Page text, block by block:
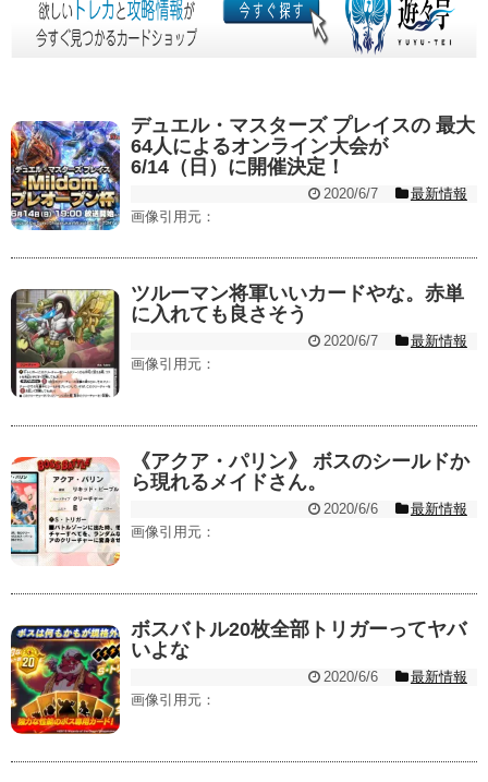
デュエル・マスターズ プレイスの 最大
64人によるオンライン大会が
6/14（日）に開催決定！
2020/6/7
最新情報
画像引用元：
ツルーマン将軍いいカードやな。赤単
に入れても良さそう
2020/6/7
最新情報
画像引用元：
《アクア・パリン》 ボスのシールドか
ら現れるメイドさん。
2020/6/6
最新情報
画像引用元：
ボスバトル20枚全部トリガーってヤバ
いよな
2020/6/6
最新情報
画像引用元：